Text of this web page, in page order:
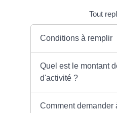
Tout
Conditions à remplir
Quel est le montant
d'activité ?
Comment demander